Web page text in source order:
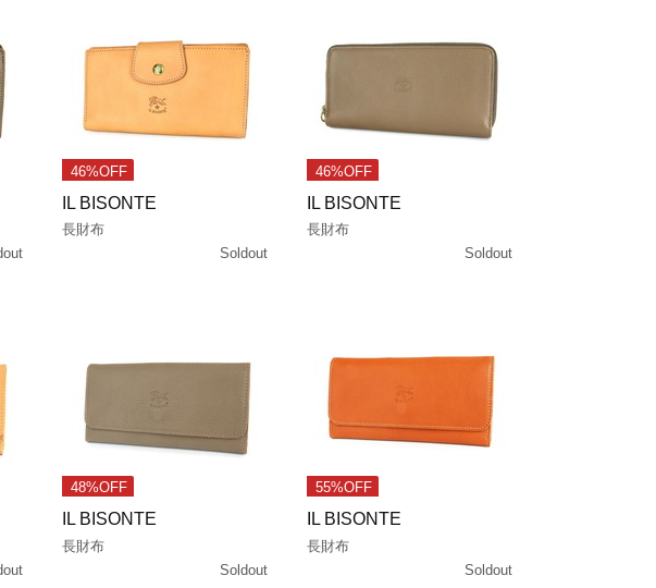
46%OFF
IL BISONTE
長財布
Soldout
46%OFF
IL BISONTE
長財布
Soldout
48%OFF
IL BISONTE
長財布
Soldout
55%OFF
IL BISONTE
長財布
Soldout